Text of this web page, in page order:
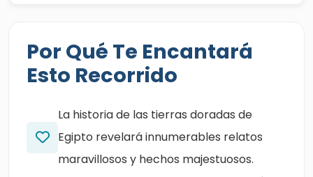
Por Qué Te Encantará
Esto Recorrido
La historia de las tierras doradas de
Egipto revelará innumerables relatos
maravillosos y hechos majestuosos.